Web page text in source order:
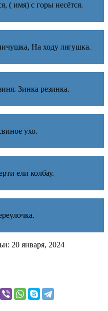
( имя) с горы несётся.
На ходу лягушка.
Зинка резинка.
ухо.
ели колбау.
20 января, 2024